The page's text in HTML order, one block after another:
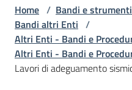
L'Agenzia
Home / Bandi e
Bandi altri Enti /
Altri Enti - Bandi e
Altri Enti - Bandi e
Lavori di adeguamento